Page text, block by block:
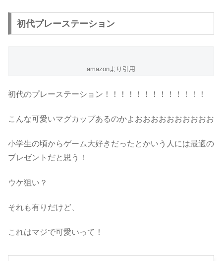
初代プレーステーション
amazonより引用
初代のプレーステーション！！！！！！！！！！！！！
こんな可愛いマグカップあるのかよおおおおおおおおおお
小学生の頃からゲーム大好きだったとかいう人には最適の
プレゼントだと思う！
ウケ狙い？
それも有りだけど、
これはマジで可愛いって！